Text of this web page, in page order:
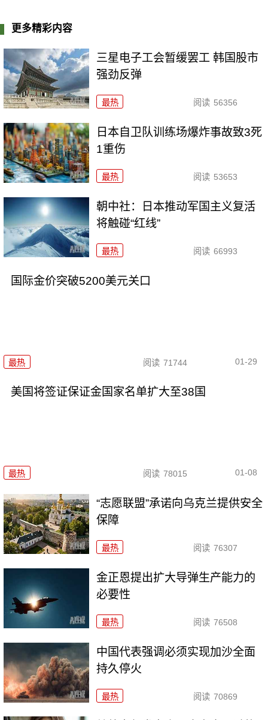
更多精彩内容
三星电子工会暂缓罢工 韩国股市
强劲反弹
最热 阅读 56356
日本自卫队训练场爆炸事故致3死
1重伤
最热 阅读 53653
朝中社：日本推动军国主义复活
将触碰“红线”
最热 阅读 66993
国际金价突破5200美元关口
最热 阅读 71744 01-29
美国将签证保证金国家名单扩大至38国
最热 阅读 78015 01-08
“志愿联盟”承诺向乌克兰提供安全
保障
最热 阅读 76307
金正恩提出扩大导弹生产能力的
必要性
最热 阅读 76508
中国代表强调必须实现加沙全面
持久停火
最热 阅读 70869